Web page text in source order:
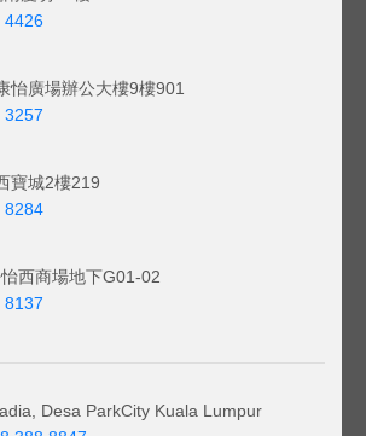
4426
怡廣場辦公大樓9樓901
3257
寶城2樓219
8284
西商場地下G01-02
8137
Desa ParkCity Kuala Lumpur